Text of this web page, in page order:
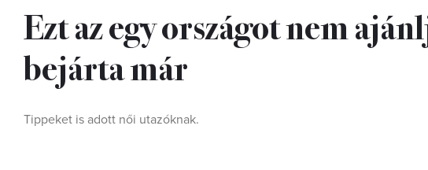
Ezt az egy országot nem
bejárta már
Tippeket is adott női utazóknak.